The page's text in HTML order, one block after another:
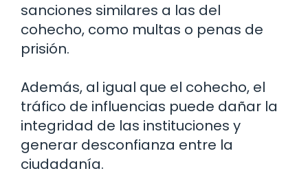
sanciones similares a las del
cohecho, como multas o penas de
prisión.
Además, al igual que el cohecho, el
tráfico de influencias puede dañar la
integridad de las instituciones y
generar desconfianza entre la
ciudadanía.